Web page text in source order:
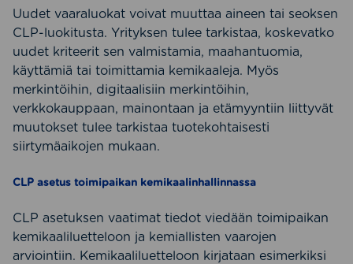
Uudet vaaraluokat voivat muuttaa aineen tai seoksen
CLP-luokitusta. Yrityksen tulee tarkistaa, koskevatko
uudet kriteerit sen valmistamia, maahantuomia,
käyttämiä tai toimittamia kemikaaleja. Myös
merkintöihin, digitaalisiin merkintöihin,
verkkokauppaan, mainontaan ja etämyyntiin liittyvät
muutokset tulee tarkistaa tuotekohtaisesti
siirtymäaikojen mukaan.
CLP asetus toimipaikan kemikaalinhallinnassa
CLP asetuksen vaatimat tiedot viedään toimipaikan
kemikaaliluetteloon ja kemiallisten vaarojen
arviointiin. Kemikaaliluetteloon kirjataan esimerkiksi